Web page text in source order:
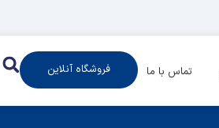
تماس با ما فروشگاه آنلاین